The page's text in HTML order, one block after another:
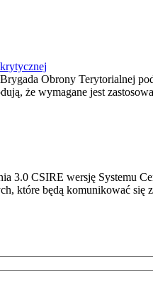
Obrony Terytorialnej
że wymagane jest
3.0 CSIRE wersję Systemu
które będą komunikować